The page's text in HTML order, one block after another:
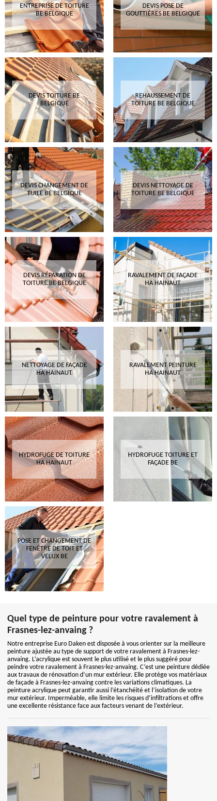
ENTREPRISE DE TOITURE
BE BELGIQUE
DEVIS POSE DE
GOUTTIÈRES BE BELGIQUE
DEVIS TOITURE BE
BELGIQUE
REHAUSSEMENT DE
TOITURE BE BELGIQUE
DEVIS CHANGEMENT DE
TUILE BE BELGIQUE
DEVIS NETTOYAGE DE
TOITURE BE BELGIQUE
DEVIS RÉPARATION DE
TOITURE BE BELGIQUE
RAVALEMENT DE FAÇADE
HA HAINAUT
NETTOYAGE DE FAÇADE
HA HAINAUT
RAVALEMENT PEINTURE
HA HAINAUT
HYDROFUGE DE TOITURE
HA HAINAUT
HYDROFUGE TOITURE ET
FAÇADE BE
POSE ET CHANGEMENT DE
FENÊTRE DE TOIT ET
VELUX BE
Quel type de peinture pour votre ravalement à
Frasnes-lez-anvaing ?
Notre entreprise Euro Daken est disposée à vous orienter sur la meilleure
peinture ajustée au type de support de votre ravalement à Frasnes-lez-
anvaing. L’acrylique est souvent le plus utilisé et le plus suggéré pour
peindre votre ravalement à Frasnes-lez-anvaing. C’est une peinture dédiée
aux travaux de rénovation d’un mur extérieur. Elle protège vos matériaux
de façade à Frasnes-lez-anvaing contre les variations climatiques. La
peinture acrylique peut garantir aussi l’étanchéité et l’isolation de votre
mur extérieur. Imperméable, elle limite les risques d’infiltrations et offre
une excellente résistance face aux facteurs venant de l’extérieur.